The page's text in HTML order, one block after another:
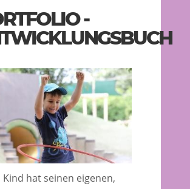
-
Kind hat seinen eigenen,